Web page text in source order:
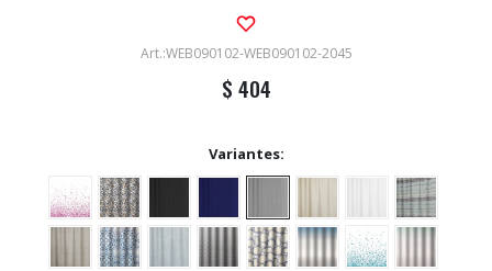
WEB090102-WEB090102-2045
$ 404
Variantes: